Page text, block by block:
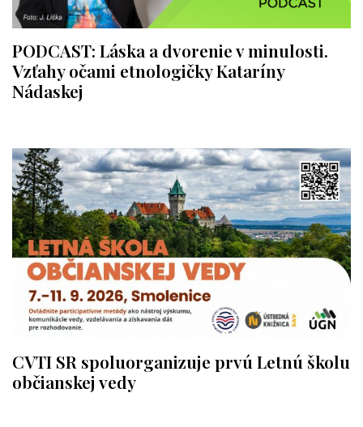
PODCAST: Láska a dvorenie v minulosti.
Vzťahy očami etnologičky Kataríny
Nádaskej
CVTI SR spoluorganizuje prvú Letnú školu
občianskej vedy